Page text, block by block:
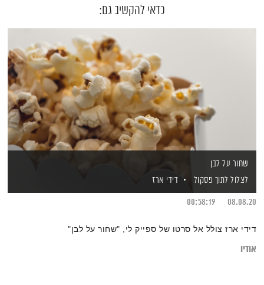
כדאי להקשיב גם:
שחור על לבן
לצלול לתוך פסקול
דידי ארז
08.08.20
00:58:19
דידי ארז צולל אל סרטו של ספייק לי, "שחור על לבן"
אודיו